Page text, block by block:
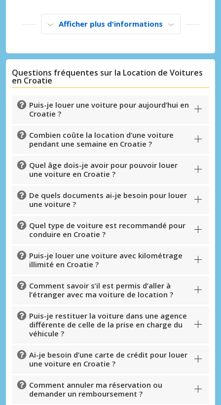
Accédez à toutes vos réservations en un
seul endroit
Se connecter avec eLink
Afficher plus d'informations
Questions fréquentes sur la Location de Voitures
en Croatie
Puis-je louer une voiture pour aujourd’hui en
Croatie ?
Combien coûte la location d’une voiture
pendant une semaine en Croatie ?
Quel âge dois-je avoir pour pouvoir louer
une voiture en Croatie ?
De quels documents ai-je besoin pour louer
une voiture ?
Quel type de voiture est recommandé pour
conduire en Croatie ?
Puis-je louer une voiture avec kilométrage
illimité en Croatie ?
Comment savoir s’il est permis d’aller à
l’étranger avec ma voiture de location ?
Puis-je restituer la voiture dans une agence
différente de celle de la prise en charge du
véhicule ?
Ai-je besoin d’une carte de crédit pour louer
une voiture en Croatie ?
Comment annuler ma réservation ou
demander un remboursement ?